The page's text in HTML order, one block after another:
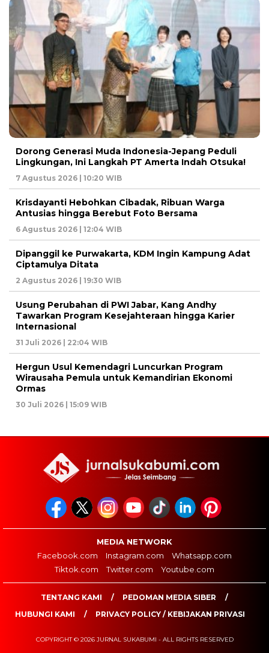
Dorong Generasi Muda Indonesia-Jepang Peduli
Lingkungan, Ini Langkah PT Amerta Indah Otsuka!
7 Agustus 2026 | 10:20 WIB
Krisdayanti Hebohkan Cibadak, Ribuan Warga
Antusias hingga Berebut Foto Bersama
6 Agustus 2026 | 12:04 WIB
Dipanggil ke Purwakarta, KDM Ingin Kampung Adat
Ciptamulya Ditata
2 Agustus 2026 | 19:30 WIB
Usung Perubahan di PWI Jabar, Kang Andhy
Tawarkan Program Kesejahteraan hingga Karier
Internasional
31 Juli 2026 | 22:04 WIB
Hergun Usul Kemendagri Luncurkan Program
Wirausaha Pemula untuk Kemandirian Ekonomi
Ormas
30 Juli 2026 | 15:09 WIB
MEDIA NETWORK
Facebook.com
Instagram.com
Whatsapp.com
Tiktok.com
Twitter.com Youtube.com
TENTANG KAMI
PEDOMAN MEDIA SIBER
HUBUNGI KAMI
PRIVACY POLICY / KEBIJAKAN PRIVASI
COPYRIGHT © 2026 JURNAL SUKABUMI - ALL RIGHTS RESERVED